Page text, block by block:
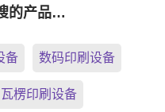
的产品…
备 数码印刷设备
瓦楞印刷设备